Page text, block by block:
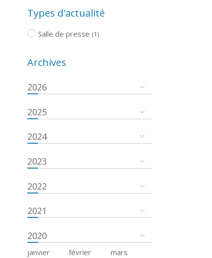
Types d'actualité
Salle de presse (1)
Archives
2026
2025
2024
2023
2022
2021
2020
janvier février
mars